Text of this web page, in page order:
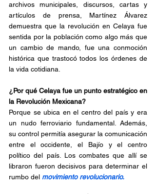
archivos municipales, discursos, cartas y
artículos de prensa, Martínez Álvarez
demuestra que la revolución en Celaya fue
sentida por la población como algo más que
un cambio de mando, fue una conmoción
histórica que trastocó todos los órdenes de
la vida cotidiana.
¿Por qué Celaya fue un punto estratégico en
la Revolución Mexicana?
Porque se ubica en el centro del país y era
un nudo ferroviario fundamental. Además,
su control permitía asegurar la comunicación
entre el occidente, el Bajío y el centro
político del país. Los combates que allí se
libraron fueron decisivos para determinar el
rumbo del movimiento revolucionario.